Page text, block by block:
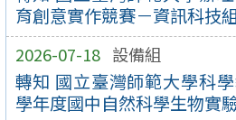
育創意實作競賽－資訊科技
2026-07-18 設備組
轉知 國立臺灣師範大學科
學年度國中自然科學生物實